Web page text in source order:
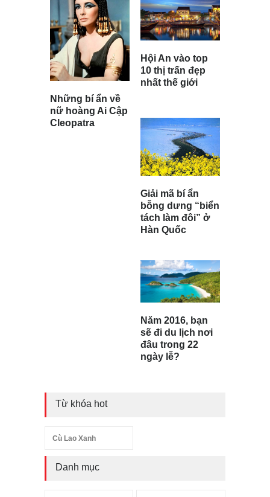
Những bí ẩn về
nữ hoàng Ai Cập
Cleopatra
Hội An vào top
10 thị trấn đẹp
nhất thế giới
Giải mã bí ẩn
bỗng dưng “biển
tách làm đôi” ở
Hàn Quốc
Năm 2016, bạn
sẽ đi du lịch nơi
đâu trong 22
ngày lễ?
Từ khóa hot
Cù Lao Xanh
Danh mục